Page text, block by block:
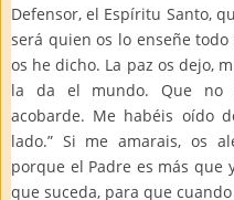
Defensor, el Espíritu Santo,
será quien os lo enseñe
os he dicho. La paz os dejo,
la da el mundo. Que no
acobarde. Me habéis oído
lado.” Si me amarais, os
porque el Padre es más que
que suceda, para que